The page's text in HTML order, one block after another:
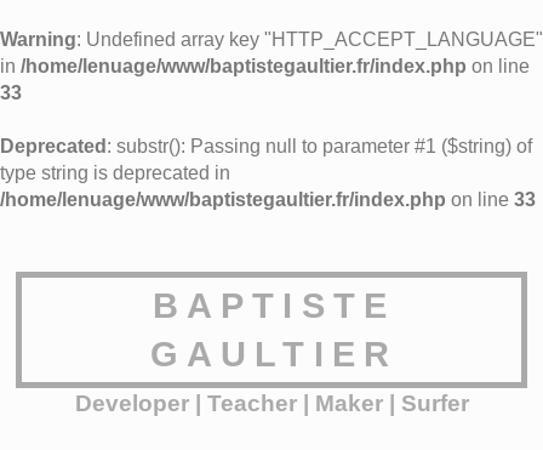
Warning: Undefined array key "HTTP_ACCEPT_LANGUAGE"
in /home/lenuage/www/baptistegaultier.fr/index.php on line
33
Deprecated : substr(): Passing null to parameter #1 ($string) of
type string is deprecated in
/home/lenuage/www/baptistegaultier.fr/index.php on line 33
BAPTISTE
GAULTIER
Developer | Teacher | Maker | Surfer